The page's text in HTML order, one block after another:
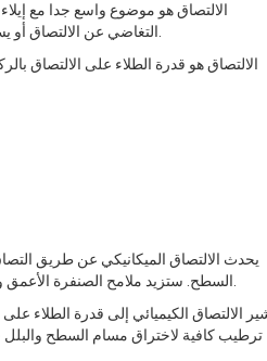
الالتصاق هو موضوع واسع جدا مع
الالتصاق هو قدرة الطلاء على الالتصاق
يحدث الالتصاق الميكانيكي عن طريق
الالتصاق الكيميائي إلى قدرة الطلاء
ترطيب كافية لاختراق مسام السطح والبلل